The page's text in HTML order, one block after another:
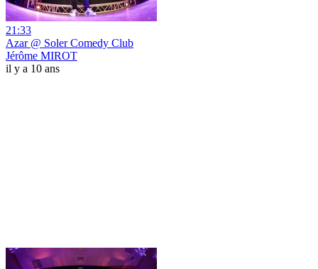
21:33
Azar @ Soler Comedy Club
Jérôme MIROT
il y a 10 ans